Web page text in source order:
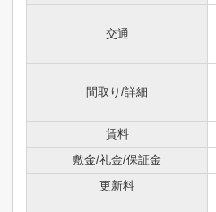
交通
間取り/詳細
賃料
敷金/礼金/保証金
更新料